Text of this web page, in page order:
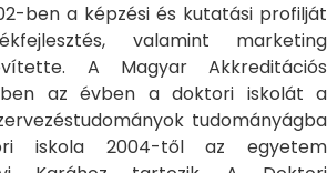
ben a képzési és kutatási profilját
valamint marketing
A Magyar Akkreditációs
az évben a doktori iskolát a
tudományágba
iskola 2004-től az egyetem